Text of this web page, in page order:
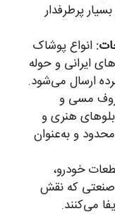
پرطرفدار
انواع پوشاک
ایرانی و حوله
ارسال می‌شود.
مسی و
هنری و
و به‌عنوان
خودرو،
که نقش
می‌کنند.